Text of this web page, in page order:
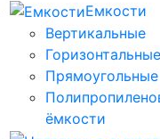
Емкости
Вертикальные
Горизонтальные
Прямоугольные
ёмкости